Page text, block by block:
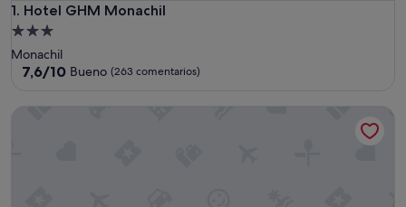
1. Hotel GHM Monachil
Hotel GHM Monachil
Alojamiento
de
3.0 estrellas
Monachil
7.6
7,6/10 Bueno (263 comentarios)